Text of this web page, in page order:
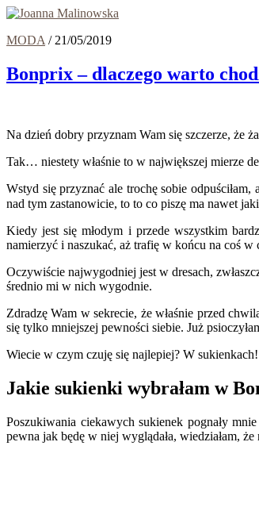
MODA / 21/05/2019
Bonprix – dlaczego warto
Na dzień dobry przyznam Wam się szczerze, że
Tak… niestety właśnie to w największej mierze
Wstyd się przyznać ale trochę sobie
nad tym zastanowicie, to to co piszę ma nawet
Kiedy jest się młodym i przede wszystkim
namierzyć i naszukać, aż trafię w końcu na coś
Oczywiście najwygodniej jest w dresach,
średnio mi w nich wygodnie.
Zdradzę Wam w sekrecie, że właśnie przed
się tylko mniejszej pewności siebie. Już
Wiecie w czym czuję się najlepiej? W
Jakie sukienki wybrałam w
Poszukiwania ciekawych sukienek pognały
pewna jak będę w niej wyglądała, wiedziałam,